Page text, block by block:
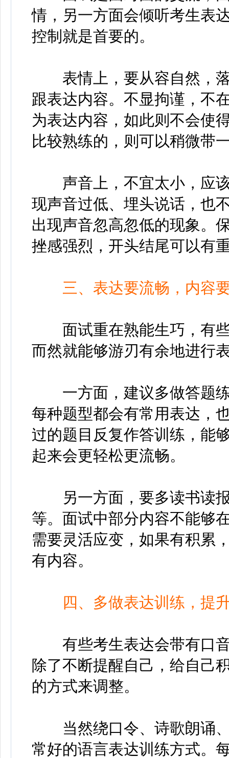
情，另一方面会倾听考生表
控制就是首要的。
表情上，要从容自然，落
跟表达内容。不显拘谨，不
为表达内容，如此则不会使
比较熟练的，则可以稍微带
声音上，不宜太小，应该
现声音过低、埋头说话，也
出现声音忽高忽低的现象。
挫感强烈，开头结尾可以有
三、表达要流畅，内容
面试重在熟能生巧，有些
而然就能够游刃有余地进行
一方面，建议多做答题练
每种题型都会有常用表达，
过的题目反复作答训练，能
起来会更轻松更流畅。
另一方面，要多读书读报
等。面试中部分内容不能够
需要灵活应变，如果有积累
有内容。
四、多做表达训练，提
有些考生表达会带有口音
除了不断提醒自己，给自己
的方式来调整。
当然绕口令、诗歌朗诵、
常好的语言表达训练方式。